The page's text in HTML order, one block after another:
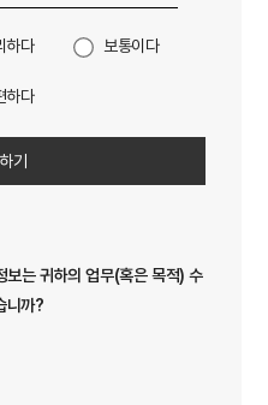
하다 보통이다
하다
보는 귀하의 업무(혹은 목적) 수
니까?